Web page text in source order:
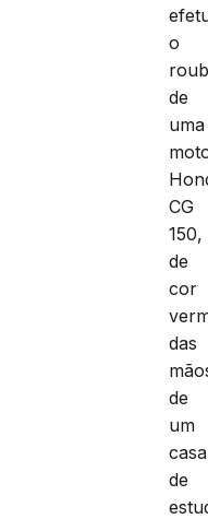
o
de
uma
CG
150,
de
cor
das
de
um
de